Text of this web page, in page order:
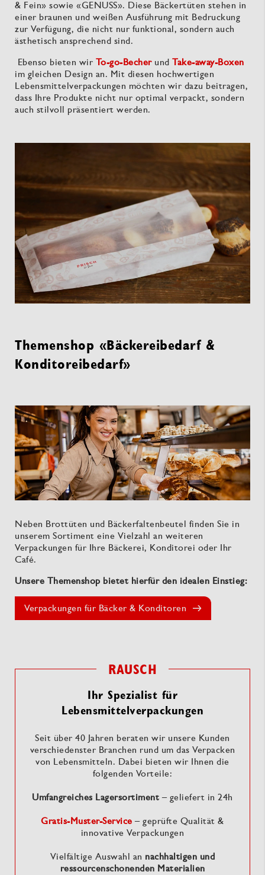
& Fein» sowie «GENUSS». Diese Bäckertüten stehen in
einer braunen und weißen Ausführung mit Bedruckung
zur Verfügung, die nicht nur funktional, sondern auch
ästhetisch ansprechend sind.
Ebenso bieten wir To-go-Becherund Take-away-Boxen
im gleichen Design an. Mit diesen hochwertigen
Lebensmittelverpackungen möchten wir dazu beitragen,
dass Ihre Produkte nicht nur optimal verpackt, sondern
auch stilvoll präsentiert werden.
Themenshop «Bäckereibedarf &
Konditoreibedarf»
Neben Brottüten und Bäckerfaltenbeutel finden Sie in
unserem Sortiment eine Vielzahl an weiteren
Verpackungen für Ihre Bäckerei, Konditorei oder Ihr
Café.
Unsere Themenshop bietet hierfür den idealen Einstieg:
Verpackungen für Bäcker & Konditoren
RAUSCH
Ihr Spezialist für
Lebensmittelverpackungen
Seit über 40 Jahren beraten wir unsere Kunden
verschiedenster Branchen rund um das Verpacken
von Lebensmitteln. Dabei bieten wir Ihnen die
folgenden Vorteile:
Umfangreiches Lagersortiment – geliefert in 24h
Gratis-Muster-Service – geprüfte Qualität &
innovative Verpackungen
Vielfältige Auswahl an nachhaltigen und
ressourcenschonenden Materialien